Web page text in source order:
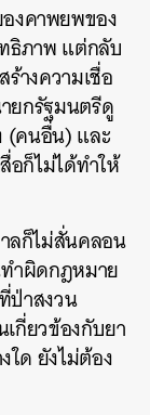
งคาพยพของ
ธิภาพ แต่กลับ
างความเชื่อ
ยกรัฐมนตรีดู
(คนอื่น) และ
ก็ไม่ได้ทำให้
ลก็ไม่สั่นคลอน
ำผิดกฎหมาย
ป่าสงวน
กี่ยวข้องกับยา
ด ยังไม่ต้อง